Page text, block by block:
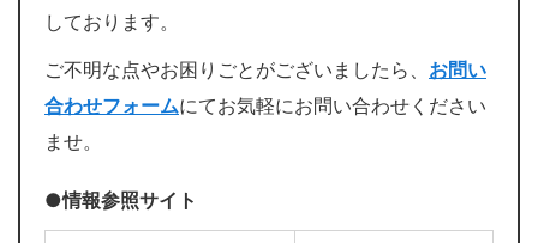
しております。
ご不明な点やお困りごとがございましたら、 お問い
合わせフォームにてお気軽にお問い合わせください
ませ。
●情報参照サイト